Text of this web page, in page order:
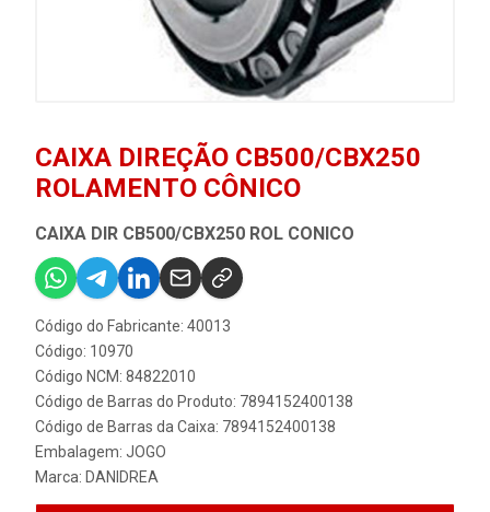
CAIXA DIREÇÃO CB500/CBX250
ROLAMENTO CÔNICO
CAIXA DIR CB500/CBX250 ROL CONICO
Código do Fabricante: 40013
Código: 10970
Código NCM: 84822010
Código de Barras do Produto: 7894152400138
Código de Barras da Caixa: 7894152400138
Embalagem: JOGO
Marca: DANIDREA